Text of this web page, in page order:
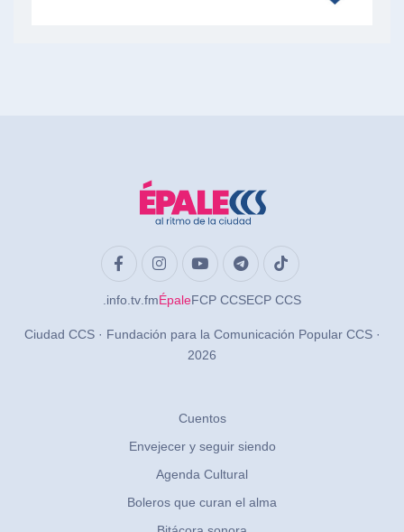
.info .tv .fmÉpaleFCP CCSECP CCS
Ciudad CCS · Fundación para la Comunicación Popular CCS ·
2026
Cuentos
Envejecer y seguir siendo
Agenda Cultural
Boleros que curan el alma